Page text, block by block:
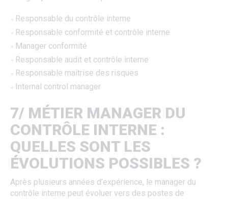
Responsable du contrôle interne
Responsable conformité et contrôle interne
Manager conformité
Responsable audit et contrôle interne
Responsable maîtrise des risques
Internal control manager
7/ MÉTIER MANAGER DU
CONTRÔLE INTERNE :
QUELLES SONT LES
ÉVOLUTIONS POSSIBLES ?
Après plusieurs années d’expérience, le manager du
contrôle interne peut évoluer vers des postes de